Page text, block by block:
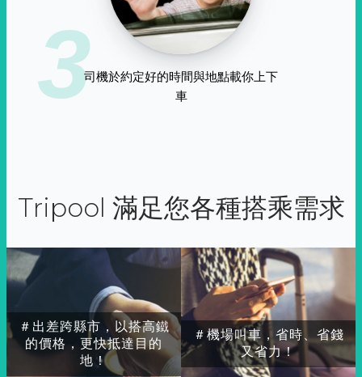
3司機於約定好的時間與地點載你上下
車
Tripool 滿足您各種搭乘需求
＃出差跨縣市，以搭高鐵
的價格，更快抵達目的
地！
＃機場叫車，省時、省錢
又省力！